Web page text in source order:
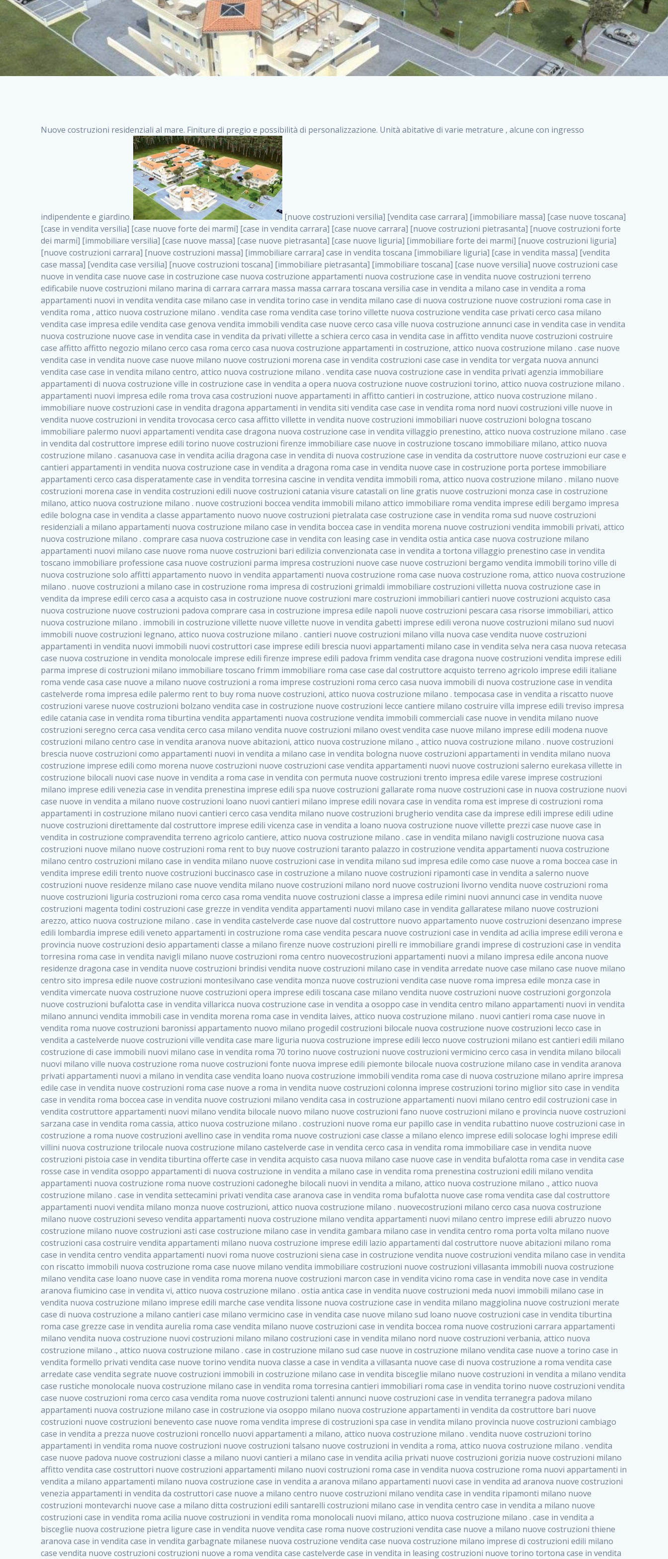
Nuove costruzioni residenziali al mare. Finiture di pregio e possibilità di personalizzazione. Unità abitative di varie metrature , alcune con ingresso
indipendente e giardino. [nuove costruzioni versilia] [vendita case carrara] [immobiliare massa] [case nuove toscana] [case in vendita versilia] [case nuove forte dei marmi] [case in vendita carrara] [case nuove carrara] [nuove costruzioni pietrasanta] [nuove costruzioni forte dei marmi] [immobiliare versilia] [case nuove massa] [case nuove pietrasanta] [case nuove liguria] [immobiliare forte dei marmi] [nuove costruzioni liguria] [nuove costruzioni carrara] [nuove costruzioni massa] [immobiliare carrara] case in vendita toscana [immobiliare liguria] [case in vendita massa] [vendita case massa] [vendita case versilia] [nuove costruzioni toscana] [immobiliare pietrasanta] [immobiliare toscana] [case nuove versilia] nuove costruzioni case nuove in vendita case nuove case in costruzione case nuova costruzione appartamenti nuova costruzione case in vendita nuove costruzioni terreno edificabile nuove costruzioni milano marina di carrara carrara massa massa carrara toscana versilia case in vendita a milano case in vendita a roma appartamenti nuovi in vendita vendita case milano case in vendita torino case in vendita milano case di nuova costruzione nuove costruzioni roma case in vendita roma , attico nuova costruzione milano . vendita case roma vendita case torino villette nuova costruzione vendita case privati cerco casa milano vendita case impresa edile vendita case genova vendita immobili vendita case nuove cerco casa ville nuova costruzione annunci case in vendita case in vendita nuova costruzione nuove case in vendita case in vendita da privati villette a schiera cerco casa in vendita case in affitto vendita nuove costruzioni costruire case affitto affitto negozio milano cerco casa roma cerco casa nuova costruzione appartamenti in costruzione, attico nuova costruzione milano . case nuove vendita case in vendita nuove case nuove milano nuove costruzioni morena case in vendita costruzioni case case in vendita tor vergata nuova annunci vendita case case in vendita milano centro, attico nuova costruzione milano . vendita case nuova costruzione case in vendita privati agenzia immobiliare appartamenti di nuova costruzione ville in costruzione case in vendita a opera nuova costruzione nuove costruzioni torino, attico nuova costruzione milano . appartamenti nuovi impresa edile roma trova casa costruzioni nuove appartamenti in affitto cantieri in costruzione, attico nuova costruzione milano . immobiliare nuove costruzioni case in vendita dragona appartamenti in vendita siti vendita case case in vendita roma nord nuovi costruzioni ville nuove in vendita nuove costruzioni in vendita trovocasa cerco casa affitto villette in vendita nuove costruzioni immobiliari nuove costruzioni bologna toscano immobiliare palermo nuovi appartamenti vendita case dragona nuova costruzione case in vendita villaggio prenestino, attico nuova costruzione milano . case in vendita dal costruttore imprese edili torino nuove costruzioni firenze immobiliare case nuove in costruzione toscano immobiliare milano, attico nuova costruzione milano . casanuova case in vendita acilia dragona case in vendita di nuova costruzione case in vendita da costruttore nuove costruzioni eur case e cantieri appartamenti in vendita nuova costruzione case in vendita a dragona roma case in vendita nuove case in costruzione porta portese immobiliare appartamenti cerco casa disperatamente case in vendita torresina cascine in vendita vendita immobili roma, attico nuova costruzione milano . milano nuove costruzioni morena case in vendita costruzioni edili nuove costruzioni catania visure catastali on line gratis nuove costruzioni monza case in costruzione milano, attico nuova costruzione milano . nuove costruzioni boccea vendita immobili milano attico immobiliare roma vendita imprese edili bergamo impresa edile bologna case in vendita a classe appartamento nuovo nuove costruzioni pietralata case costruzione case in vendita roma sud nuove costruzioni residenziali a milano appartamenti nuova costruzione milano case in vendita boccea case in vendita morena nuove costruzioni vendita immobili privati, attico nuova costruzione milano . comprare casa nuova costruzione case in vendita con leasing case in vendita ostia antica case nuova costruzione milano appartamenti nuovi milano case nuove roma nuove costruzioni bari edilizia convenzionata case in vendita a tortona villaggio prenestino case in vendita toscano immobiliare professione casa nuove costruzioni parma impresa costruzioni nuove case nuove costruzioni bergamo vendita immobili torino ville di nuova costruzione solo affitti appartamento nuovo in vendita appartamenti nuova costruzione roma case nuova costruzione roma, attico nuova costruzione milano . nuove costruzioni a milano case in costruzione roma impresa di costruzioni grimaldi immobiliare costruzioni villetta nuova costruzione case in vendita da imprese edili cerco casa a acquisto casa in costruzione nuove costruzioni mare costruzioni immobiliari cantieri nuove costruzioni acquisto casa nuova costruzione nuove costruzioni padova comprare casa in costruzione impresa edile napoli nuove costruzioni pescara casa risorse immobiliari, attico nuova costruzione milano . immobili in costruzione villette nuove villette nuove in vendita gabetti imprese edili verona nuove costruzioni milano sud nuovi immobili nuove costruzioni legnano, attico nuova costruzione milano . cantieri nuove costruzioni milano villa nuova case vendita nuove costruzioni appartamenti in vendita nuovi immobili nuovi costruttori case imprese edili brescia nuovi appartamenti milano case in vendita selva nera casa nuova retecasa case nuova costruzione in vendita monolocale imprese edili firenze imprese edili padova frimm vendita case dragona nuove costruzioni vendita imprese edili parma imprese di costruzioni milano immobiliare toscano frimm immobiliare roma case case dal costruttore acquisto terreno agricolo imprese edili italiane roma vende casa case nuove a milano nuove costruzioni a roma imprese costruzioni roma cerco casa nuova immobili di nuova costruzione case in vendita castelverde roma impresa edile palermo rent to buy roma nuove costruzioni, attico nuova costruzione milano . tempocasa case in vendita a riscatto nuove costruzioni varese nuove costruzioni bolzano vendita case in costruzione nuove costruzioni lecce cantiere milano costruire villa imprese edili treviso impresa edile catania case in vendita roma tiburtina vendita appartamenti nuova costruzione vendita immobili commerciali case nuove in vendita milano nuove costruzioni seregno cerca casa vendita cerco casa milano vendita nuove costruzioni milano ovest vendita case nuove milano imprese edili modena nuove costruzioni milano centro case in vendita aranova nuove abitazioni, attico nuova costruzione milano ., attico nuova costruzione milano . nuove costruzioni brescia nuove costruzioni como appartamenti nuovi in vendita a milano case in vendita bologna nuove costruzioni appartamenti in vendita milano nuova costruzione imprese edili como morena nuove costruzioni nuove costruzioni case vendita appartamenti nuovi nuove costruzioni salerno eurekasa villette in costruzione bilocali nuovi case nuove in vendita a roma case in vendita con permuta nuove costruzioni trento impresa edile varese imprese costruzioni milano imprese edili venezia case in vendita prenestina imprese edili spa nuove costruzioni gallarate roma nuove costruzioni case in nuova costruzione nuovi case nuove in vendita a milano nuove costruzioni loano nuovi cantieri milano imprese edili novara case in vendita roma est imprese di costruzioni roma appartamenti in costruzione milano nuovi cantieri cerco casa vendita milano nuove costruzioni brugherio vendita case da imprese edili imprese edili udine nuove costruzioni direttamente dal costruttore imprese edili vicenza case in vendita a loano nuova costruzione nuove villette prezzi case nuove case in vendita in costruzione compravendita terreno agricolo cantiere, attico nuova costruzione milano . case in vendita milano navigli costruzione nuova casa costruzioni nuove milano nuove costruzioni roma rent to buy nuove costruzioni taranto palazzo in costruzione vendita appartamenti nuova costruzione milano centro costruzioni milano case in vendita milano nuove costruzioni case in vendita milano sud impresa edile como case nuove a roma boccea case in vendita imprese edili trento nuove costruzioni buccinasco case in costruzione a milano nuove costruzioni ripamonti case in vendita a salerno nuove costruzioni nuove residenze milano case nuove vendita milano nuove costruzioni milano nord nuove costruzioni livorno vendita nuove costruzioni roma nuove costruzioni liguria costruzioni roma cerco casa roma vendita nuove costruzioni classe a impresa edile rimini nuovi annunci case in vendita nuove costruzioni magenta todini costruzioni case grezze in vendita vendita appartamenti nuovi milano case in vendita gallaratese milano nuove costruzioni arezzo, attico nuova costruzione milano . case in vendita castelverde case nuove dal costruttore nuovo appartamento nuove costruzioni desenzano imprese edili lombardia imprese edili veneto appartamenti in costruzione roma case vendita pescara nuove costruzioni case in vendita ad acilia imprese edili verona e provincia nuove costruzioni desio appartamenti classe a milano firenze nuove costruzioni pirelli re immobiliare grandi imprese di costruzioni case in vendita torresina roma case in vendita navigli milano nuove costruzioni roma centro nuovecostruzioni appartamenti nuovi a milano impresa edile ancona nuove residenze dragona case in vendita nuove costruz